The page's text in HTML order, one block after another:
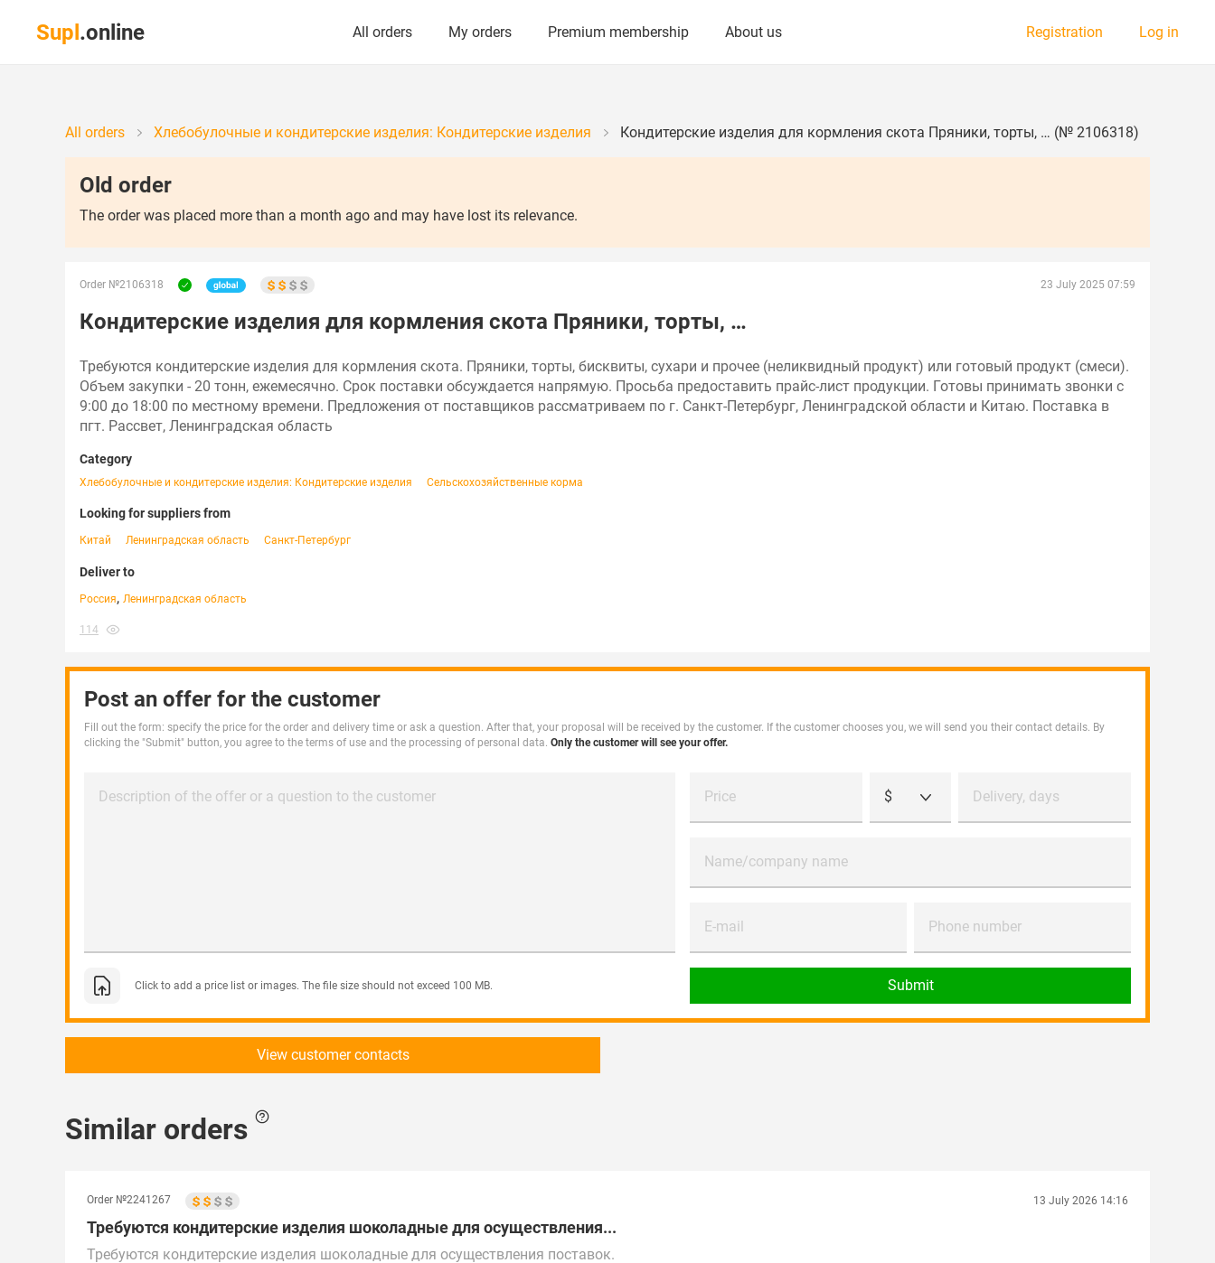
Supl.online All orders My orders Premium membership About us Registration Log in
All orders Хлебобулочные и кондитерские изделия: Кондитерские изделия Кондитерские изделия для кормления скота Пряники, торты, … (№ 2106318)
Old order
The order was placed more than a month ago and may have lost its relevance.
Order №2106318 23 July 2025 07:59
Кондитерские изделия для кормления скота Пряники, торты, …
Требуются кондитерские изделия для кормления скота. Пряники, торты, бисквиты, сухари и прочее (неликвидный продукт) или готовый продукт (смеси).
Объем закупки - 20 тонн, ежемесячно. Срок поставки обсуждается напрямую. Просьба предоставить прайс-лист продукции. Готовы принимать звонки с
9:00 до 18:00 по местному времени. Предложения от поставщиков рассматриваем по г. Санкт-Петербург, Ленинградской области и Китаю. Поставка в
пгт. Рассвет, Ленинградская область
Category
Хлебобулочные и кондитерские изделия: Кондитерские изделия Сельскохозяйственные корма
Looking for suppliers from
Китай Ленинградская область Санкт-Петербург
Deliver to
Россия, Ленинградская область
114
Post an offer for the customer
Fill out the form: specify the price for the order and delivery time or ask a question. After that, your proposal will be received by the customer. If the customer chooses you, we will send you their contact details. By
clicking the "Submit" button, you agree to the terms of use and the processing of personal data. Only the customer will see your offer.
Description of the offer or a question to the customer Price $ Delivery, days
Name/company name
E-mail Phone number
Click to add a price list or images. The file size should not exceed 100 MB. Submit
View customer contacts
Similar orders
Order №2241267 13 July 2026 14:16
Требуются кондитерские изделия шоколадные для осуществления...
Требуются кондитерские изделия шоколадные для осуществления поставок.